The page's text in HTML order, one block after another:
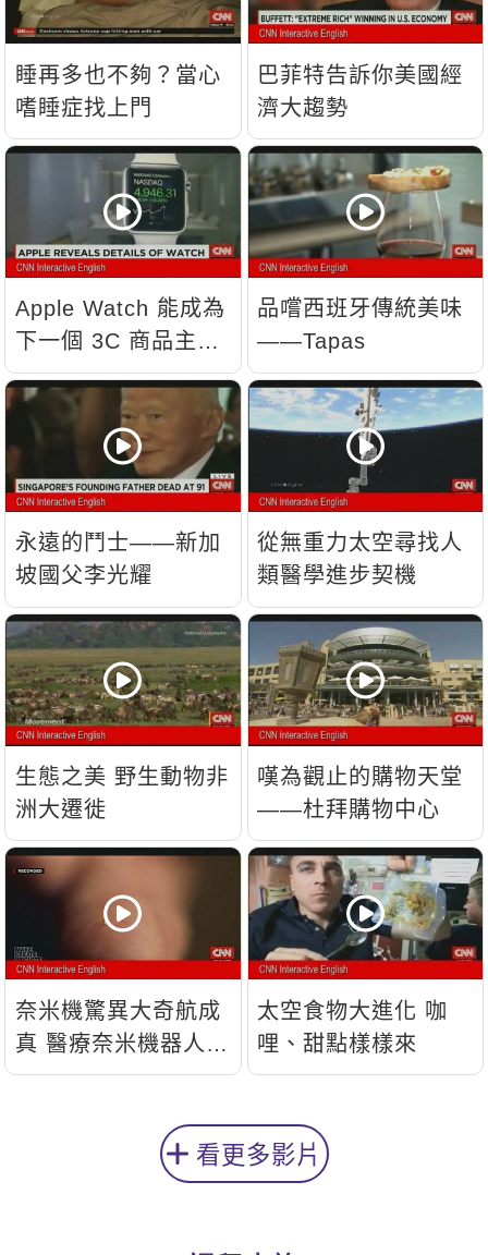
睡再多也不夠？當心
嗜睡症找上門
巴菲特告訴你美國經
濟大趨勢
Apple Watch 能成為
下一個 3C 商品主
流？
品嚐西班牙傳統美味
——Tapas
永遠的鬥士——新加
坡國父李光耀
從無重力太空尋找人
類醫學進步契機
生態之美 野生動物非
洲大遷徙
嘆為觀止的購物天堂
——杜拜購物中心
奈米機驚異大奇航成
真 醫療奈米機器人問
世
太空食物大進化 咖
哩、甜點樣樣來
看更多影片